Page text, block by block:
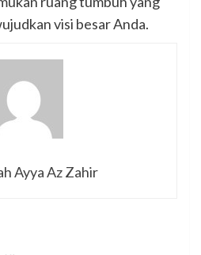
visi besar Anda.
Ayya Az Zahir